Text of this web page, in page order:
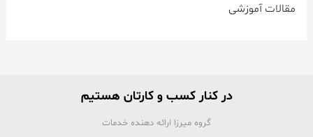
مقالات آموزشی
در کنار کسب و کارتان هستیم
گروه میرزا ارائه دهنده خدمات